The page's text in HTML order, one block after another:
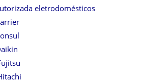
eletrodomésticos